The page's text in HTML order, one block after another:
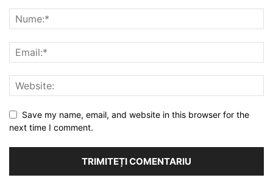
Save my name, email, and website in this browser for the
next time I comment.